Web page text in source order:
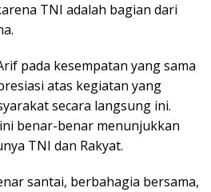
TNI adalah bagian dari
pada kesempatan yang sama
atas kegiatan yang
secara langsung ini.
benar-benar menunjukkan
TNI dan Rakyat.
santai, berbahagia bersama,